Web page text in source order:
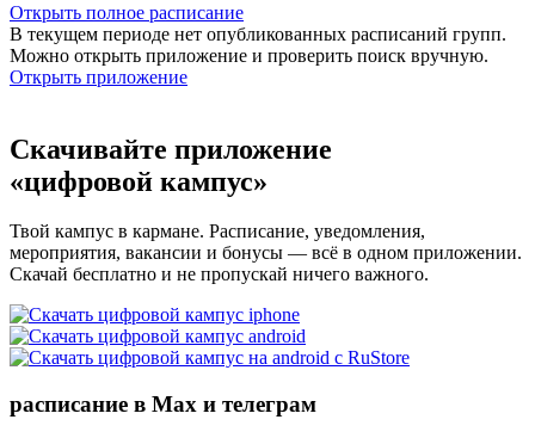
Открыть полное расписание
В текущем периоде нет опубликованных расписаний групп.
Можно открыть приложение и проверить поиск вручную.
Открыть приложение
Скачивайте приложение
«цифровой кампус»
Твой кампус в кармане. Расписание, уведомления,
мероприятия, вакансии и бонусы — всё в одном приложении.
Скачай бесплатно и не пропускай ничего важного.
расписание в Max и телеграм